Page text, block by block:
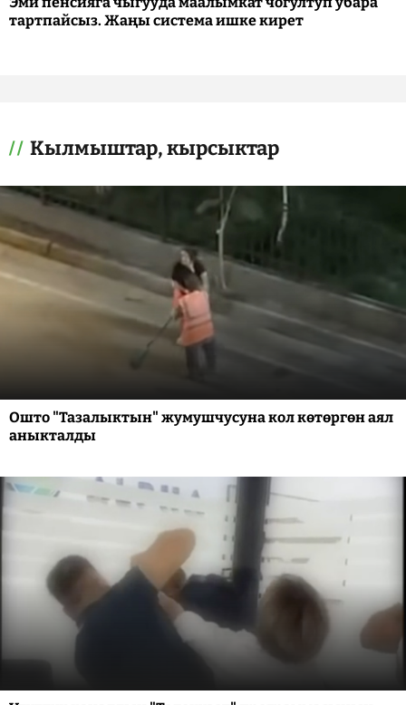
тартпайсыз. Жаңы система ишке кирет
Кылмыштар, кырсыктар
Ошто "Тазалыктын" жумушчусуна кол көтөргөн аял
аныкталды